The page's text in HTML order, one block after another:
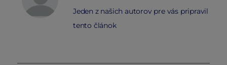
Jeden z našich autorov pre vás pripravil
tento článok